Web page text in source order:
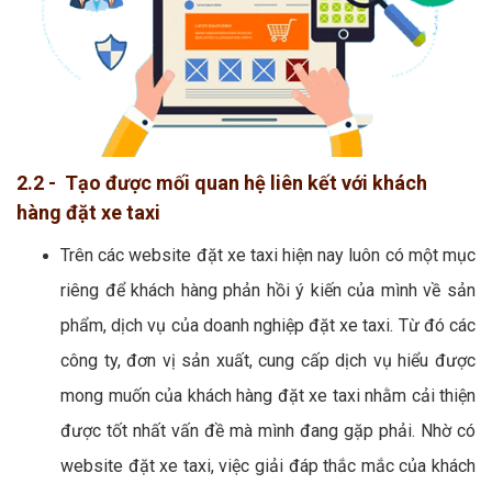
2.2 - Tạo được mối quan hệ liên kết với khách
hàng đặt xe taxi
Trên các website đặt xe taxi hiện nay luôn có một mục
riêng để khách hàng phản hồi ý kiến của mình về sản
phẩm, dịch vụ của doanh nghiệp đặt xe taxi. Từ đó các
công ty, đơn vị sản xuất, cung cấp dịch vụ hiểu được
mong muốn của khách hàng đặt xe taxi nhằm cải thiện
được tốt nhất vấn đề mà mình đang gặp phải. Nhờ có
website đặt xe taxi, việc giải đáp thắc mắc của khách